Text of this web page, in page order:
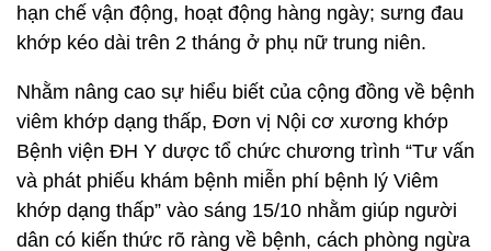
hạn chế vận động, hoạt động hàng ngày; sưng đau
khớp kéo dài trên 2 tháng ở phụ nữ trung niên.
Nhằm nâng cao sự hiểu biết của cộng đồng về bệnh
viêm khớp dạng thấp, Đơn vị Nội cơ xương khớp
Bệnh viện ĐH Y dược tổ chức chương trình “Tư vấn
và phát phiếu khám bệnh miễn phí bệnh lý Viêm
khớp dạng thấp” vào sáng 15/10 nhằm giúp người
dân có kiến thức rõ ràng về bệnh, cách phòng ngừa